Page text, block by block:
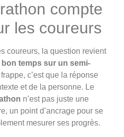
compte
les coureurs
coureurs, la question revient
bon temps sur un semi-
c’est que la réponse
et de la personne. Le
n’est pas juste une
un point d’ancrage pour se
mesurer ses progrès.